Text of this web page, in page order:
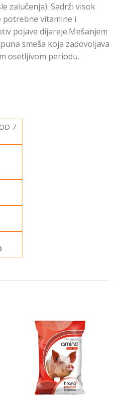
zalučenja). Sadrži visok
potrebne vitamine i
pojave dijareje.Mešanjem
smeša koja zadovoljava
osetljivom periodu.
7